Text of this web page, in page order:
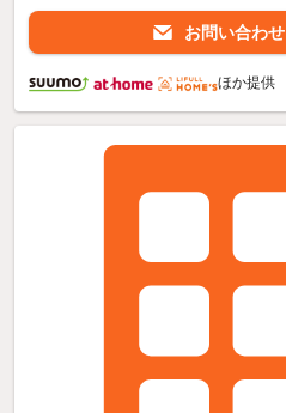
お問い合わせ
ほか提供